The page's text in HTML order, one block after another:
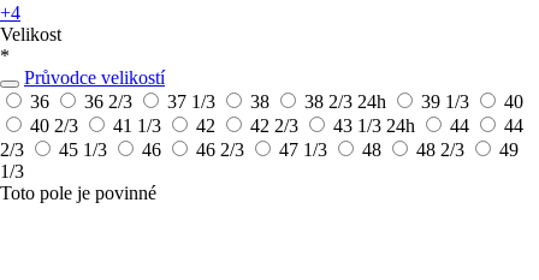
+4
Velikost
*
Průvodce velikostí
36
36 2/3 37 1/3 38 38 2/3 24h 39 1/3
40
40 2/3
41 1/3 42 42 2/3 43 1/3 24h 44
44
2/3
45 1/3 46 46 2/3 47 1/3 48 48 2/3
49
1/3
Toto pole je povinné